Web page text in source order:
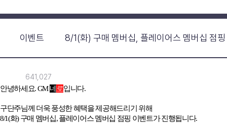
이벤트 8/1(화) 구매 멤버십, 플레이어스 멤버십 점
641,027
안녕하세요. GM네 로입니다.
구단주님께 더욱 풍성한 혜택을 제공해드리기 위해
8/1(화)구매 멤버십,플레이어스 멤버십 점핑 이벤트가 진행됩니다.